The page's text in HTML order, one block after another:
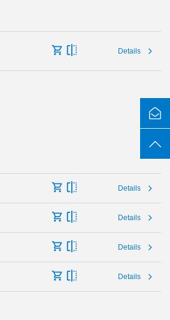
Details
Details
Details
Details
Details